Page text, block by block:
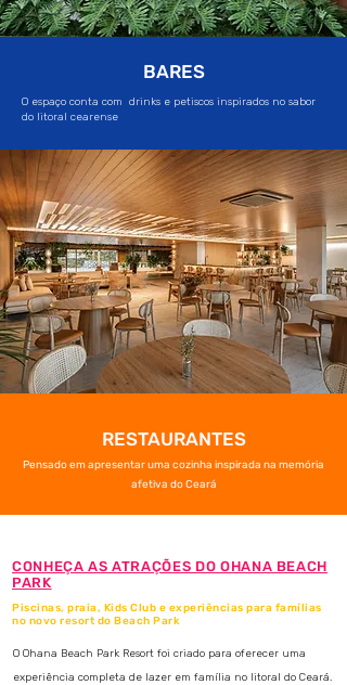
BARES
O espaço conta com drinks e petiscos inspirados no sabor
do litoral cearense
RESTAURANTES
Pensado em apresentar uma cozinha inspirada na memória
afetiva do Ceará
CONHEÇA AS ATRAÇÕES DO OHANA BEACH
PARK
Piscinas, praia, Kids Club e experiências para famílias
no novo resort do Beach Park
O Ohana Beach Park Resort foi criado para oferecer uma
experiência completa de lazer em família no litoral do Ceará.